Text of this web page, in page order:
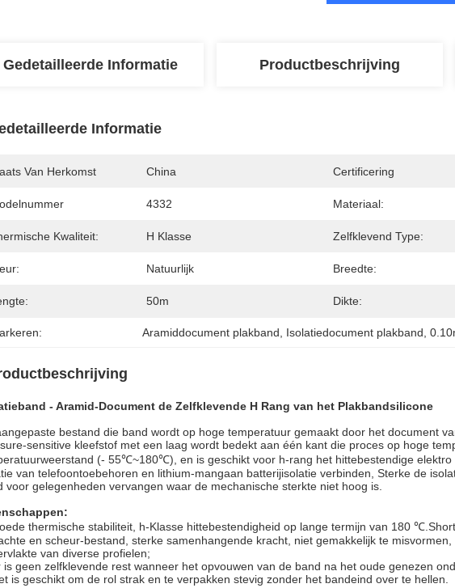
Gedetailleerde Informatie Productbeschrijving
Informatie
Van Herkomst China Certificering
4332 Materiaal:
Kwaliteit: H Klasse Zelfklevend Type:
Natuurlijk Breedte:
50m Dikte:
Aramiddocument plakband Isolatiedocument plakband ,
- Aramid-Document de Zelfklevende H Rang van het Plakbandsilicone
bestand die band wordt op hoge temperatuur gemaakt door het document
sensitive kleefstof met een laag wordt bedekt aan één kant die proces op hoge
(- 55℃~180℃), en is geschikt voor h-rang het hittebestendige
van telefoontoebehoren en lithium-mangaan batterijisolatie verbinden, Sterke de
voor gelegenheden vervangen waar de mechanische sterkte niet hoog is.
thermische stabiliteit, h-Klasse hittebestendigheid op lange termijn van 180
en scheur-bestand, sterke samenhangende kracht, niet gemakkelijk te
van diverse profielen;
is geen zelfklevende rest wanneer het opvouwen van de band na het oude genezen
is geschikt om de rol strak en te verpakken stevig zonder het bandeind over te hellen.